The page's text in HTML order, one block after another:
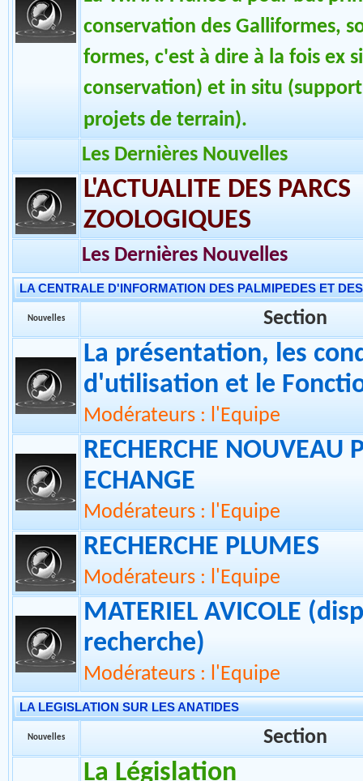
La W.P.A. France a pour but
conservation des Galliformes,
formes, c'est à dire à la fois ex
conservation) et in situ
projets de terrain).
Les Dernières Nouvelles
L'ACTUALITE DES PARCS
ZOOLOGIQUES
Les Dernières Nouvelles
LA CENTRALE D'INFORMATION DES PALMIPEDES ET
Nouvelles Section
La présentation, les
d'utilisation et le
Modérateurs : l'Equipe
RECHERCHE NOUVEAU
ECHANGE
Modérateurs : l'Equipe
RECHERCHE PLUMES
Modérateurs : l'Equipe
MATERIEL AVICOLE
recherche)
Modérateurs : l'Equipe
LA LEGISLATION SUR LES ANATIDES